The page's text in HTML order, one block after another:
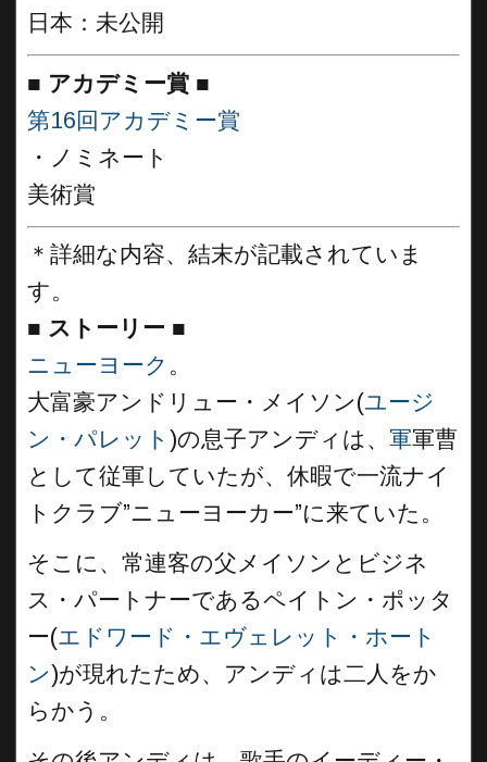
日本：未公開
■ アカデミー賞 ■
第16回アカデミー賞
・ノミネート
美術賞
＊詳細な内容、結末が記載されていま
す。
■ ストーリー ■
ニューヨーク 。
大富豪アンドリュー・メイソン(ユージ
ン・パレット )の息子アンディは、 軍軍曹
として従軍していたが、休暇で一流ナイ
トクラブ”ニューヨーカー”に来ていた。
そこに、常連客の父メイソンとビジネ
ス・パートナーであるペイトン・ポッタ
ー(エドワード・エヴェレット・ホート
ン)が現れたため、アンディは二人をか
らかう。